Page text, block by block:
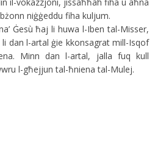
niġġeddu fiha kuljum.
Ġesù ħaj li huwa l-Iben tal-Misser,
dan l-artal ġie kkonsagrat mill-Isqof
Minn dan l-artal, jalla fuq kull
l-għejjun tal-ħniena tal-Mulej.
Scicluna